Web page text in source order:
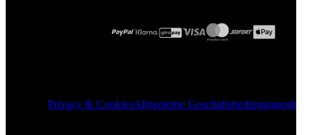
Privacy & CookiesAllgemeine Geschäftsbedingungen